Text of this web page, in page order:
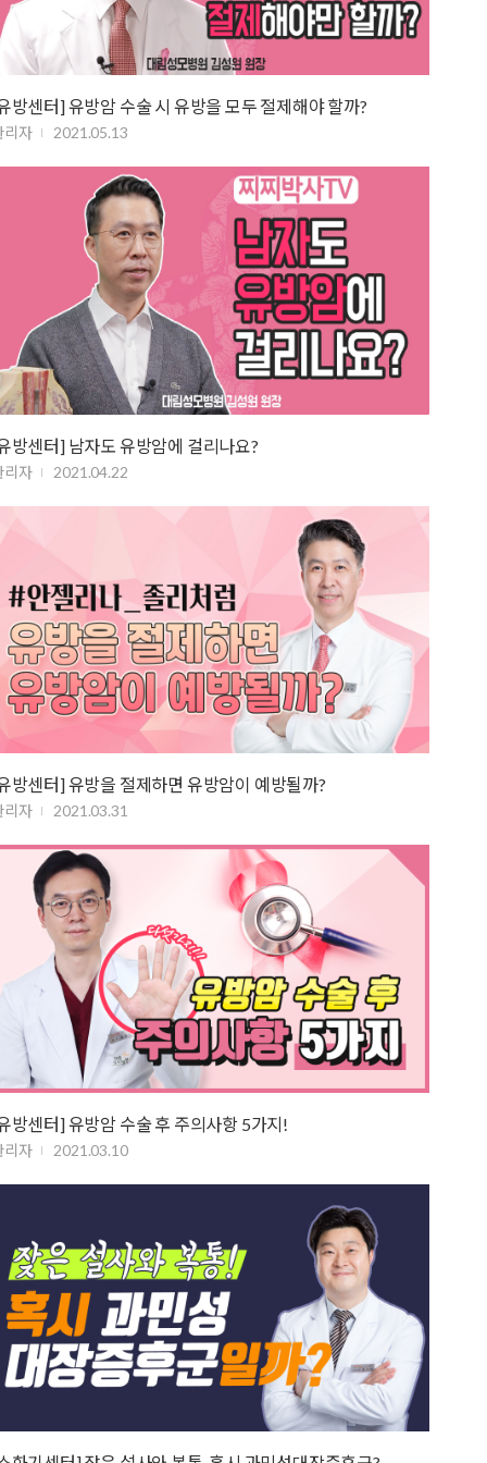
방센터] 유방암 수술 시 유방을 모두 절제해야 할까?
리자 2021.05.13
방센터] 남자도 유방암에 걸리나요?
리자 2021.04.22
방센터] 유방을 절제하면 유방암이 예방될까?
리자 2021.03.31
방센터] 유방암 수술 후 주의사항 5가지!
리자 2021.03.10